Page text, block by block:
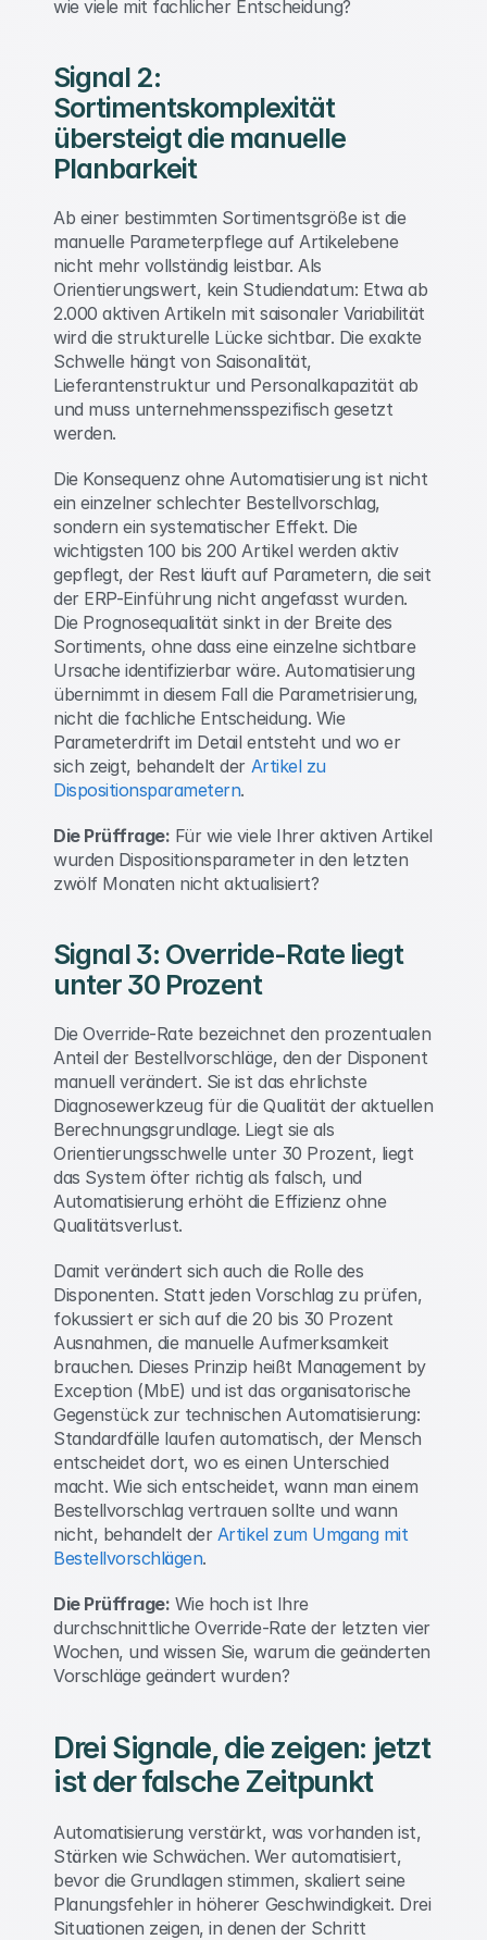
wie viele mit fachlicher Entscheidung?
Signal 2:
Sortimentskomplexität
übersteigt die manuelle
Planbarkeit
Ab einer bestimmten Sortimentsgröße ist die
manuelle Parameterpflege auf Artikelebene
nicht mehr vollständig leistbar. Als
Orientierungswert, kein Studiendatum: Etwa ab
2.000 aktiven Artikeln mit saisonaler Variabilität
wird die strukturelle Lücke sichtbar. Die exakte
Schwelle hängt von Saisonalität,
Lieferantenstruktur und Personalkapazität ab
und muss unternehmensspezifisch gesetzt
werden.
Die Konsequenz ohne Automatisierung ist nicht
ein einzelner schlechter Bestellvorschlag,
sondern ein systematischer Effekt. Die
wichtigsten 100 bis 200 Artikel werden aktiv
gepflegt, der Rest läuft auf Parametern, die seit
der ERP-Einführung nicht angefasst wurden.
Die Prognosequalität sinkt in der Breite des
Sortiments, ohne dass eine einzelne sichtbare
Ursache identifizierbar wäre. Automatisierung
übernimmt in diesem Fall die Parametrisierung,
nicht die fachliche Entscheidung. Wie
Parameterdrift im Detail entsteht und wo er
sich zeigt, behandelt der Artikel zu
Dispositionsparametern.
Die Prüffrage: Für wie viele Ihrer aktiven Artikel
wurden Dispositionsparameter in den letzten
zwölf Monaten nicht aktualisiert?
Signal 3: Override-Rate liegt
unter 30 Prozent
Die Override-Rate bezeichnet den prozentualen
Anteil der Bestellvorschläge, den der Disponent
manuell verändert. Sie ist das ehrlichste
Diagnosewerkzeug für die Qualität der aktuellen
Berechnungsgrundlage. Liegt sie als
Orientierungsschwelle unter 30 Prozent, liegt
das System öfter richtig als falsch, und
Automatisierung erhöht die Effizienz ohne
Qualitätsverlust.
Damit verändert sich auch die Rolle des
Disponenten. Statt jeden Vorschlag zu prüfen,
fokussiert er sich auf die 20 bis 30 Prozent
Ausnahmen, die manuelle Aufmerksamkeit
brauchen. Dieses Prinzip heißt Management by
Exception (MbE) und ist das organisatorische
Gegenstück zur technischen Automatisierung:
Standardfälle laufen automatisch, der Mensch
entscheidet dort, wo es einen Unterschied
macht. Wie sich entscheidet, wann man einem
Bestellvorschlag vertrauen sollte und wann
nicht, behandelt der Artikel zum Umgang mit
Bestellvorschlägen.
Die Prüffrage: Wie hoch ist Ihre
durchschnittliche Override-Rate der letzten vier
Wochen, und wissen Sie, warum die geänderten
Vorschläge geändert wurden?
Drei Signale, die zeigen: jetzt
ist der falsche Zeitpunkt
Automatisierung verstärkt, was vorhanden ist,
Stärken wie Schwächen. Wer automatisiert,
bevor die Grundlagen stimmen, skaliert seine
Planungsfehler in höherer Geschwindigkeit. Drei
Situationen zeigen, in denen der Schritt